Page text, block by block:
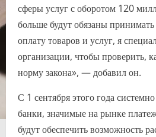
сферы услуг с оборотом 120
больше будут обязаны
оплату товаров и услуг, я
организации, чтобы проверить,
норму закона», — добавил он.
С 1 сентября этого года
банки, значимые на рынке
будут обеспечить возможность